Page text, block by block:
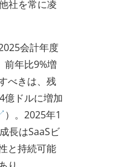
社を常に凌
会計年度
前年比9%増
べきは、残
億ドルに増加
）。2025年1
長はSaaSビ
と持続可能